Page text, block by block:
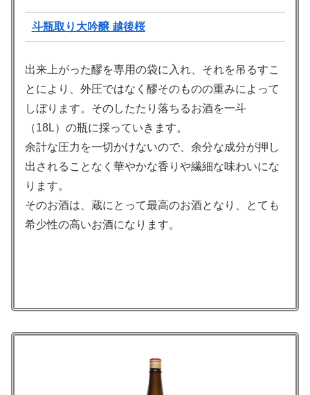
斗瓶取り大吟醸 越後桜
出来上がった醪を専用の袋に入れ、それを吊るすこ
とにより、外圧ではなく醪そのものの重みによって
しぼります。そのしたたり落ちるお酒を一斗
（18L）の瓶に採っていきます。
余計な圧力を一切かけないので、余分な成分が押し
出されることなく華やかな香りや繊細な味わいにな
ります。
そのお酒は、蔵にとって最高のお酒となり、とても
希少性の高いお酒になります。